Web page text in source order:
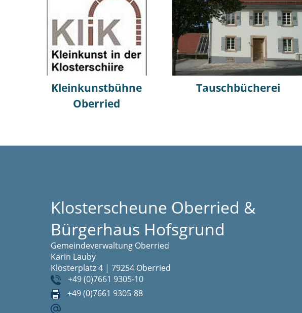
Kleinkunstbühne
Oberried
Tauschbücherei
Klosterscheune Oberried &
Bürgerhaus Hofsgrund
Gemeindeverwaltung Oberried
Karin Lauby
Klosterplatz 4 | 79254 Oberried
+49 (0)7661 9305-10
+49 (0)7661 9305-88